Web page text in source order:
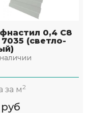
0,4 С8
7035 (светло-
за м2
руб